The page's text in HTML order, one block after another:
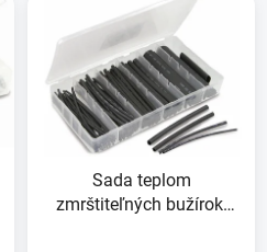
Sada teplom
zmrštiteľných bužírok,